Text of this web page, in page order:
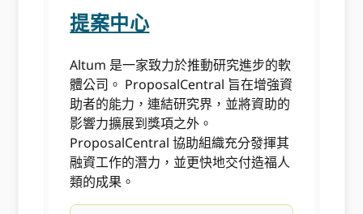
提案中心
Altum 是一家致力於推動研究進步的軟
體公司。 ProposalCentral 旨在增強資
助者的能力，連結研究界，並將資助的
影響力擴展到獎項之外。
ProposalCentral 協助組織充分發揮其
融資工作的潛力，並更快地交付造福人
類的成果。